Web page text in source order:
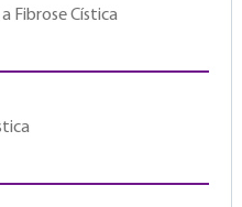
Fibrose Cística